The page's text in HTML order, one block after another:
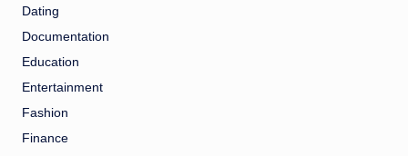
Dating
Documentation
Education
Entertainment
Fashion
Finance